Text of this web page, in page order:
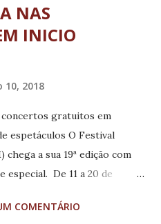
NAS
INICIO
10, 2018
gratuitos em
espetáculos O Festival
a sua 19ª edição com
De 11 a 20 de
Poços de
COMENTÁRIO